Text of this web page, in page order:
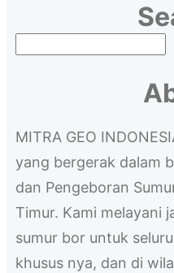
c
h
MITRA GEO
yang bergerak dalam
dan Pengeboran
Timur. Kami melayani
sumur bor untuk
khusus nya, dan di